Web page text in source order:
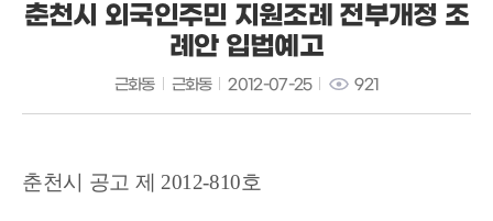
춘천시 외국인주민 지원조례 전부개정 조
례안 입법예고
근화동 근화동 2012-07-25 921
춘천시 공고 제 2012-810호